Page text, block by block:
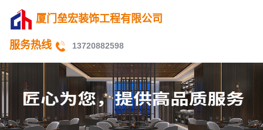
厦门垒宏装饰工程有限公司
服务热线 13720882598